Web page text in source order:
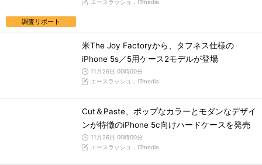
調査リポート
エースラッシュ，ITmedia
米The Joy Factoryから、タフネス仕様の
iPhone 5s／5用ケース2モデルが登場
11月26日 00時00分
エースラッシュ，ITmedia
Cut＆Paste、ポップなカラーとモダンなデザイ
ンが特徴のiPhone 5c向けハードケースを発売
11月26日 00時00分
エースラッシュ，ITmedia